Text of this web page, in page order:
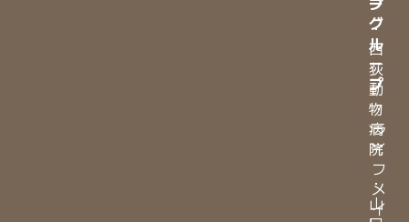
・
西
荻
動
物
病
院
・
山
グ
ル
ー
プ​
・
ラ
イ
フ
メ
イ